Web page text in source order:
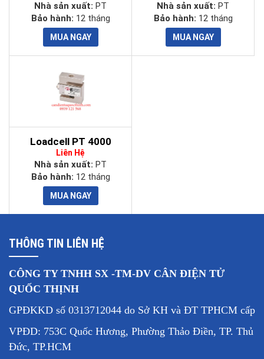
Nhà sản xuất: PT
Bảo hành: 12 tháng
Nhà sản xuất: PT
Bảo hành: 12 tháng
Loadcell PT 4000
Liên Hệ
Nhà sản xuất: PT
Bảo hành: 12 tháng
THÔNG TIN LIÊN HỆ
CÔNG TY TNHH SX -TM-DV CÂN ĐIỆN TỬ
QUỐC THỊNH
GPĐKKD số 0313712044 do Sở KH và ĐT TPHCM cấp
VPĐD: 753C Quốc Hương, Phường Thảo Điền, TP. Thủ
Đức, TP.HCM